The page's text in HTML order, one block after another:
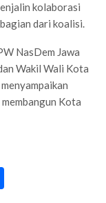
kolaborasi
dari koalisi.
NasDem Jawa
Wakil Wali Kota
Kota